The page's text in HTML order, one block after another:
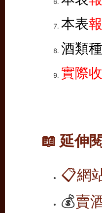
本表
酒類
實際
📖 延伸
📋網
💰賣